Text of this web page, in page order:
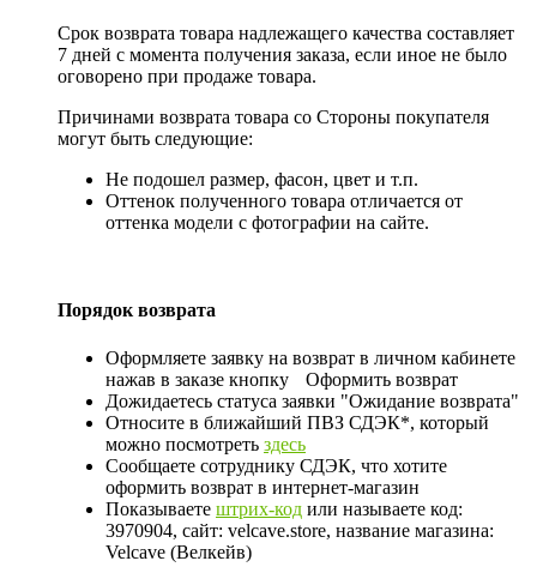
Срок возврата товара надлежащего качества составляет
7 дней с момента получения заказа, если иное не было
оговорено при продаже товара.
Причинами возврата товара со Стороны покупателя
могут быть следующие:
Не подошел размер, фасон, цвет и т.п.
Оттенок полученного товара отличается от
оттенка модели с фотографии на сайте.
Порядок возврата
Оформляете заявку на возврат в личном кабинете
нажав в заказе кнопку
Оформить возврат
Дожидаетесь статуса заявки "Ожидание возврата"
Относите в ближайший ПВЗ СДЭК*, который
можно посмотреть здесь
Сообщаете сотруднику СДЭК, что хотите
оформить возврат в интернет-магазин
Показываете штрих-код или называете код:
3970904, сайт: velcave.store, название магазина:
Velcave (Велкейв)